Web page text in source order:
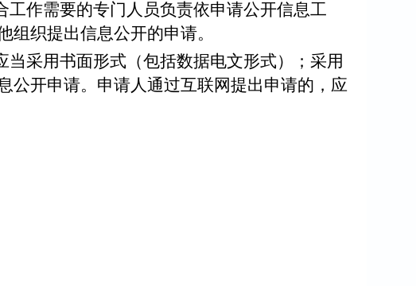
作需要的专门人员负责依申请公开信息工
织提出信息公开的申请。
采用书面形式（包括数据电文形式）；采用
公开申请。申请人通过互联网提出申请的，应